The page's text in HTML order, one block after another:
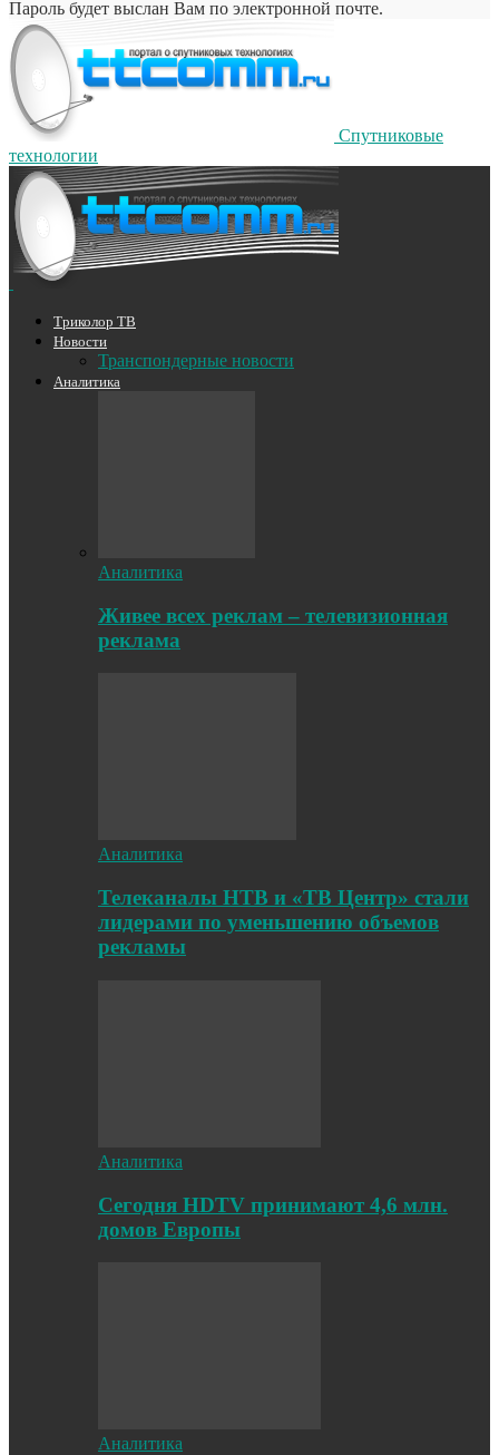
Пароль будет выслан Вам по электронной почте.
Спутниковые
технологии
Триколор ТВ
Новости
Транспондерные новости
Аналитика
Аналитика
Живее всех реклам – телевизионная
реклама
Аналитика
Телеканалы НТВ и «ТВ Центр» стали
лидерами по уменьшению объемов
рекламы
Аналитика
Cегодня HDTV принимают 4,6 млн.
домов Европы
Аналитика